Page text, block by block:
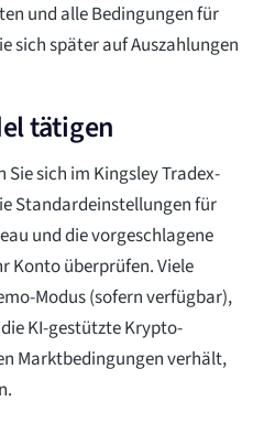
und alle Bedingungen für
sich später auf Auszahlungen
tätigen
sich im Kingsley Tradex-
Standardeinstellungen für
und die vorgeschlagene
Konto überprüfen. Viele
Modus (sofern verfügbar),
KI-gestützte Krypto-
Marktbedingungen verhält,